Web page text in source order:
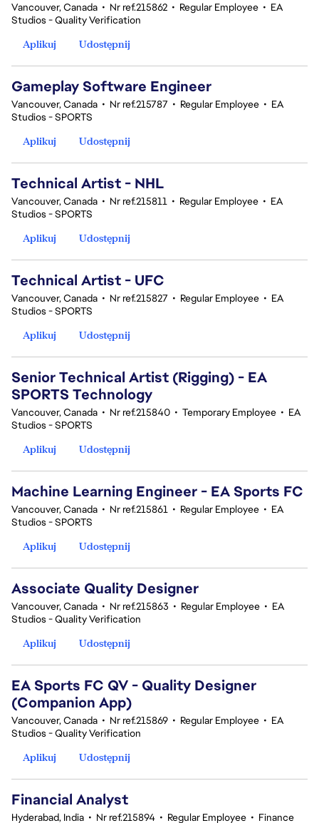
Vancouver, Canada • Nr ref.215862 • Regular Employee • EA
Studios - Quality Verification
Aplikuj
Udostępnij
Gameplay Software Engineer
Vancouver, Canada • Nr ref.215787 • Regular Employee • EA
Studios - SPORTS
Aplikuj
Udostępnij
Technical Artist - NHL
Vancouver, Canada • Nr ref.215811 • Regular Employee • EA
Studios - SPORTS
Aplikuj
Udostępnij
Technical Artist - UFC
Vancouver, Canada • Nr ref.215827 • Regular Employee • EA
Studios - SPORTS
Aplikuj
Udostępnij
Senior Technical Artist (Rigging) - EA
SPORTS Technology
Vancouver, Canada • Nr ref.215840 • Temporary Employee • EA
Studios - SPORTS
Aplikuj
Udostępnij
Machine Learning Engineer - EA Sports FC
Vancouver, Canada • Nr ref.215861 • Regular Employee • EA
Studios - SPORTS
Aplikuj
Udostępnij
Associate Quality Designer
Vancouver, Canada • Nr ref.215863 • Regular Employee • EA
Studios - Quality Verification
Aplikuj
Udostępnij
EA Sports FC QV - Quality Designer
(Companion App)
Vancouver, Canada • Nr ref.215869 • Regular Employee • EA
Studios - Quality Verification
Aplikuj
Udostępnij
Financial Analyst
Hyderabad, India • Nr ref.215894 • Regular Employee • Finance